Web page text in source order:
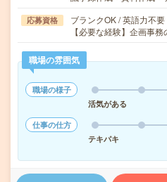
応募資格
ブランクOK / 英語力不要
【必要な経験】企画事
職場の雰囲気
職場の様子
活気がある
仕事の仕方
テキパキ